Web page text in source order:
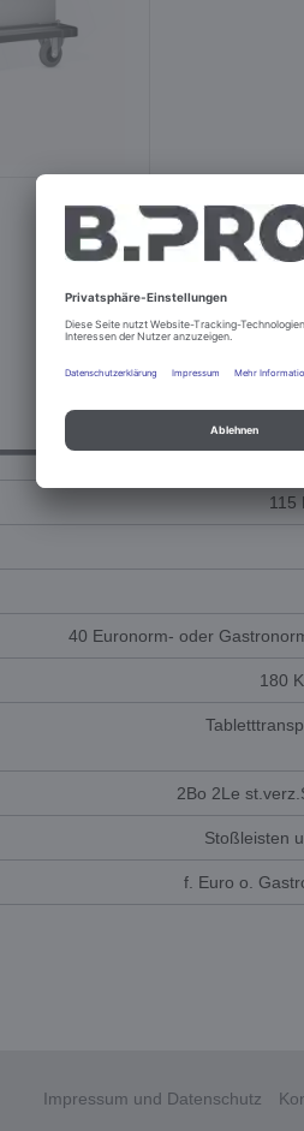
DOKUMENTE
115
40 Euronorm- oder
180
2Bo 2Le
Stoßleisten
f. Euro o.
Impressum und Datenschutz